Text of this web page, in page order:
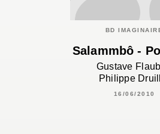
BD
Salammbô -
Gustave
Philippe
16/06/2010